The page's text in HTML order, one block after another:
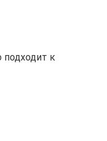
подходит к